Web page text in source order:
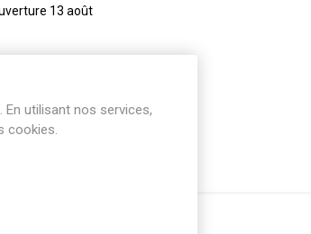
13 août
utilisant nos services,
cookies.